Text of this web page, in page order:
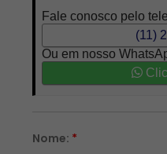
Fale conosco pelo
(11)
Ou em nosso
Nome: *